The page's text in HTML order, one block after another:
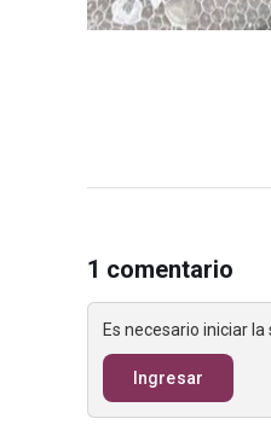
1 comentario
Es necesario iniciar
Ingresar